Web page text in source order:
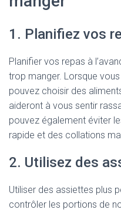
1. Planifiez vos
Planifier vos repas à
trop manger. Lorsque
pouvez choisir des
aideront à vous sentir
pouvez également éviter
rapide et des collations
2. Utilisez des
Utiliser des assiettes plus
contrôler les portions de